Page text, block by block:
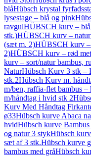
blåHübsch krystal
lysestage – blå og pink
ravgulHÜBSCH kurv –
stk.)HÜBSCH kurv – natur
(sæt m. 2)HÜBSCH kurv –
2)HÜBSCH kurv – rød
kurv – sort/natur bambus,
NaturHübsch Kurv 3 stk –
stk.2Hübsch Kurv m.
m/ben, raffia-flet bambus
m/håndtag i hvid stk 2
Kurv Med Håndtag
ø33Hübsch kurve Abaca
hvidHübsch kurve
og natur 3 stykHübsch
sæt af 3 stk.Hübsch kurve
bambus med gråHübsch